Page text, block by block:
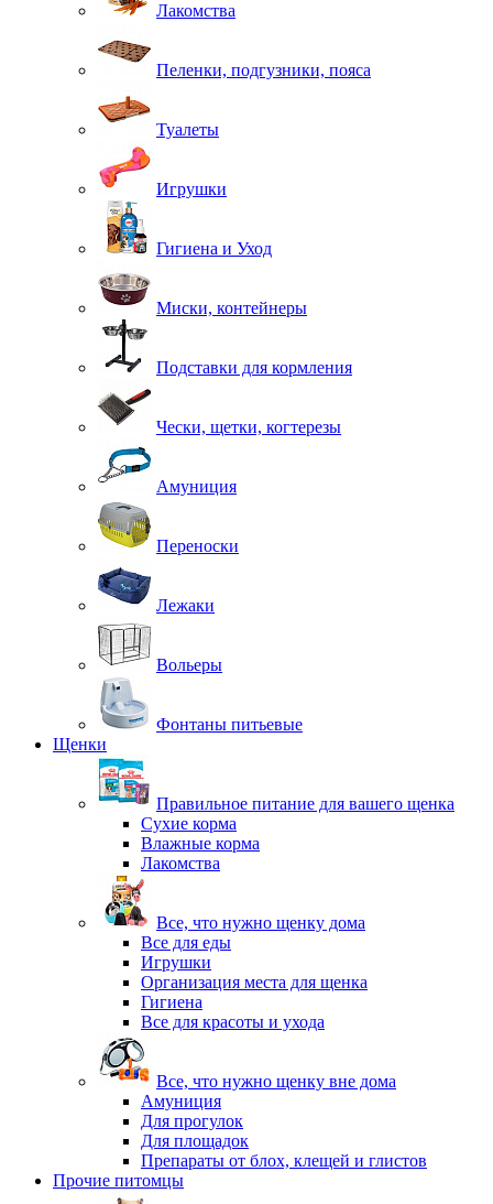
Лакомства
Пеленки, подгузники, пояса
Туалеты
Игрушки
Гигиена и Уход
Миски, контейнеры
Подставки для кормления
Чески, щетки, когтерезы
Амуниция
Переноски
Лежаки
Вольеры
Фонтаны питьевые
Щенки
Правильное питание для вашего щенка
Сухие корма
Влажные корма
Лакомства
Все, что нужно щенку дома
Все для еды
Игрушки
Организация места для щенка
Гигиена
Все для красоты и ухода
Все, что нужно щенку вне дома
Амуниция
Для прогулок
Для площадок
Препараты от блох, клещей и глистов
Прочие питомцы